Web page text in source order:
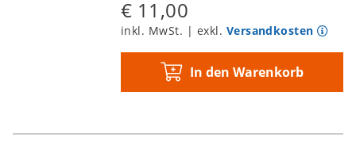
€ 11,00
inkl. MwSt. | exkl. Versandkosten
In den Warenkorb